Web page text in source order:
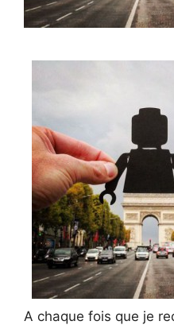
A chaque fois que je